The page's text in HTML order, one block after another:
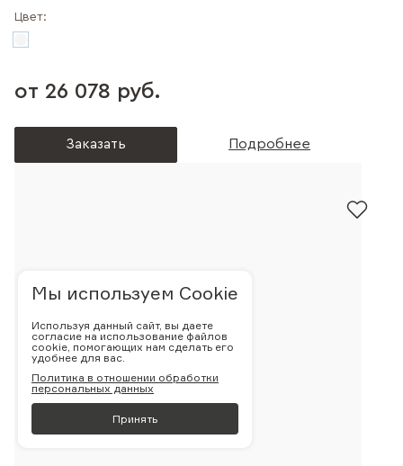
Цвет:
от 26 078 руб.
Заказать Подробнее
Мы используем Cookie
Используя данный сайт, вы даете
согласие на использование файлов
cookie, помогающих нам сделать его
удобнее для вас.
Политика в отношении обработки
персональных данных
Принять